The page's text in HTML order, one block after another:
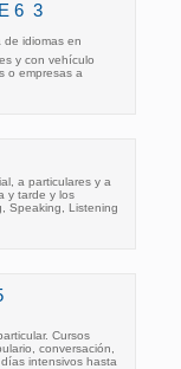
6  3
de idiomas en
y con vehículo
o empresas a
a particulares y a
y tarde y los
Speaking, Listening
Cursos
conversación,
intensivos hasta